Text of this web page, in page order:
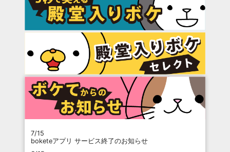
7/15
boketeアプリ サービス終了のお知らせ